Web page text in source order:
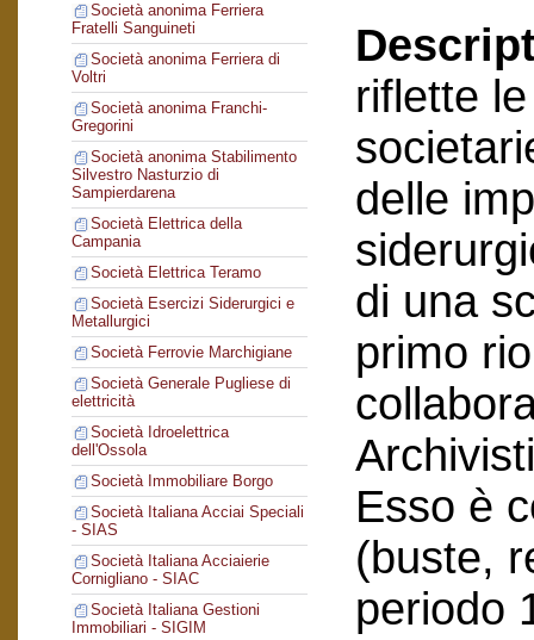
Società anonima Ferriera
Fratelli Sanguineti
Società anonima Ferriera di
Voltri
Società anonima Franchi-
Gregorini
Società anonima Stabilimento
Silvestro Nasturzio di
Sampierdarena
Società Elettrica della
Campania
Società Elettrica Teramo
Società Esercizi Siderurgici e
Metallurgici
Società Ferrovie Marchigiane
Società Generale Pugliese di
elettricità
Società Idroelettrica
dell'Ossola
Società Immobiliare Borgo
Società Italiana Acciai Speciali
- SIAS
Società Italiana Acciaierie
Cornigliano - SIAC
Società Italiana Gestioni
Immobiliari - SIGIM
riflette
delle
di una
primo
Esso è
(buste,
periodo